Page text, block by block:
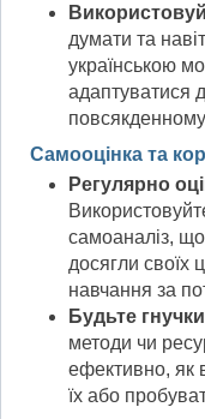
думати та
українською
адаптуватися
повсякденному
Самооцінка та
Регулярно
самоаналіз,
досягли своїх
навчання за
Будьте
методи чи
ефективно, як
їх або